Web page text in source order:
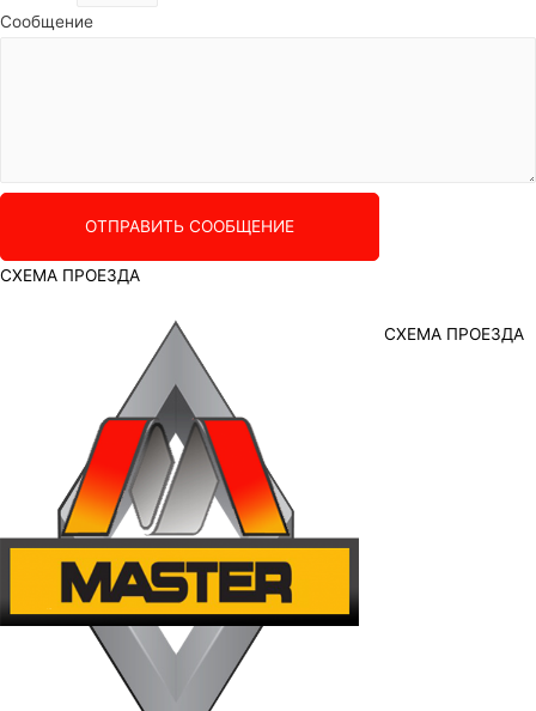
Сообщение
ОТПРАВИТЬ СООБЩЕНИЕ
СХЕМА ПРОЕЗДА
СХЕМА ПРОЕЗДА